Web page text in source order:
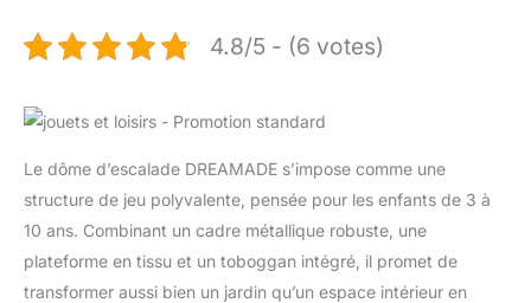
4.8/5 - (6 votes)
Le dôme d’escalade DREAMADE s’impose comme une
structure de jeu polyvalente, pensée pour les enfants de 3 à
10 ans. Combinant un cadre métallique robuste, une
plateforme en tissu et un toboggan intégré, il promet de
transformer aussi bien un jardin qu’un espace intérieur en